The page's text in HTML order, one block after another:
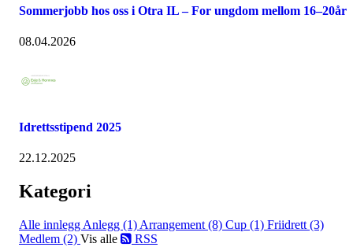
Sommerjobb hos oss i Otra IL – For ungdom mellom 16–20år
08.04.2026
Idrettsstipend 2025
22.12.2025
Kategori
Alle innlegg Anlegg (1) Arrangement (8) Cup (1) Friidrett (3)
Medlem (2) Vis alle RSS